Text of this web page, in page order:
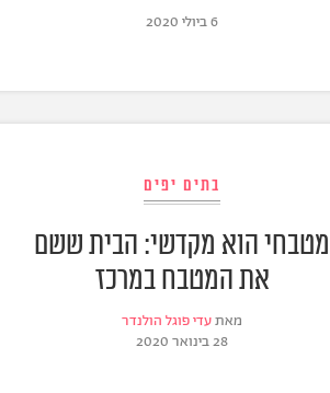
6 ביולי 2020
בתים יפים
מטבחי הוא מקדשי: הבית ששם
את המטבח במרכז
מאתעדי פוגל הולנדר
28 בינואר 2020